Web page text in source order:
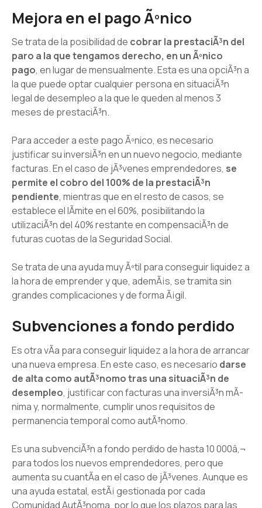
Mejora en el pago Ãºnico
Se trata de la posibilidad de cobrar la prestaciÃ³n del
paro a la que tengamos derecho, en un Ãºnico
pago, en lugar de mensualmente. Esta es una opciÃ³n a
la que puede optar cualquier persona en situaciÃ³n
legal de desempleo a la que le queden al menos 3
meses de prestaciÃ³n.
Para acceder a este pago Ãºnico, es necesario
justificar su inversiÃ³n en un nuevo negocio, mediante
facturas. En el caso de jÃ³venes emprendedores, se
permite el cobro del 100% de la prestaciÃ³n
pendiente, mientras que en el resto de casos, se
establece el lÃ­mite en el 60%, posibilitando la
utilizaciÃ³n del 40% restante en compensaciÃ³n de
futuras cuotas de la Seguridad Social.
Se trata de una ayuda muy Ãºtil para conseguir liquidez a
la hora de emprender y que, ademÃ¡s, se tramita sin
grandes complicaciones y de forma Ã¡gil.
Subvenciones a fondo perdido
Es otra vÃ­a para conseguir liquidez a la hora de arrancar
una nueva empresa. En este caso, es necesario darse
de alta como autÃ³nomo tras una situaciÃ³n de
desempleo, justificar con facturas una inversiÃ³n mÃ­
nima y, normalmente, cumplir unos requisitos de
permanencia temporal como autÃ³nomo.
Es una subvenciÃ³n a fondo perdido de hasta 10 000â‚¬
para todos los nuevos emprendedores, pero que
aumenta su cuantÃ­a en el caso de jÃ³venes. Aunque es
una ayuda estatal, estÃ¡ gestionada por cada
Comunidad AutÃ³noma, por lo que los plazos para las